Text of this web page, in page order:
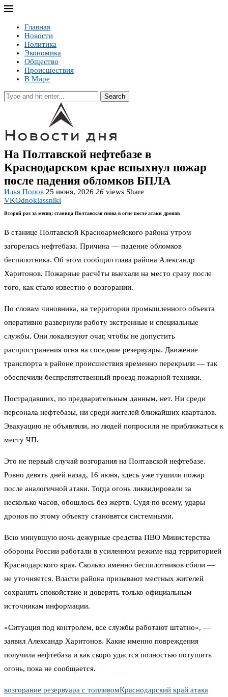
Главная
Новости
Политика
Экономика
Общество
Происшествия
В Мире
Search
На Полтавской нефтебазе в
Краснодарском крае вспыхнул пожар
после падения обломков БПЛА
Илья Попов 25 июня, 2026 26 views Share
VKOdnoklassniki
Второй раз за месяц: станица Полтавская снова в огне после атаки дронов
В станице Полтавской Красноармейского района утром
загорелась нефтебаза. Причина — падение обломков
беспилотника. Об этом сообщил глава района Александр
Харитонов. Пожарные расчёты выехали на место сразу после
того, как стало известно о возгорании.
По словам чиновника, на территории промышленного объекта
оперативно развернули работу экстренные и специальные
службы. Они локализуют очаг, чтобы не допустить
распространения огня на соседние резервуары. Движение
транспорта в районе происшествия временно перекрыли — так
обеспечили беспрепятственный проезд пожарной техники.
Пострадавших, по предварительным данным, нет. Ни среди
персонала нефтебазы, ни среди жителей ближайших кварталов.
Эвакуацию не объявляли, но людей попросили не приближаться к
месту ЧП.
Это не первый случай возгорания на Полтавской нефтебазе.
Ровно девять дней назад, 16 июня, здесь уже тушили пожар
после аналогичной атаки. Тогда огонь ликвидировали за
несколько часов, обошлось без жертв. Судя по всему, удары
дронов по этому объекту становятся системными.
Всю минувшую ночь дежурные средства ПВО Министерства
обороны России работали в усиленном режиме над территорией
Краснодарского края. Сколько именно беспилотников сбили —
не уточняется. Власти района призывают местных жителей
сохранять спокойствие и доверять только официальным
источникам информации.
«Ситуация под контролем, все службы работают штатно», —
заявил Александр Харитонов. Какие именно повреждения
получила нефтебаза и как скоро удастся полностью потушить
огонь, пока не сообщается.
возгорание резервуара с топливомКраснодарский край атака